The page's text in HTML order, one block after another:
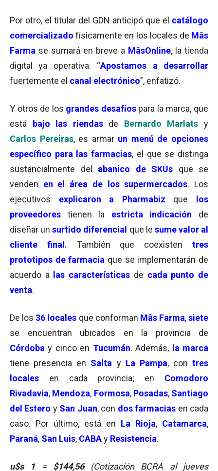
Por otro, el titular del GDN anticipó que el catálogo
comercializado físicamente en los locales de Mâs
Farma se sumará en breve a MâsOnline, la tienda
digital ya operativa. “Apostamos a desarrollar
fuertemente el canal electrónico”, enfatizó.
Y otros de los grandes desafíos para la marca, que
está
bajo las riendas de Bernardo Marlats y
Carlos Pereiras, es armar un menú de opciones
específico para las farmacias, el que se distinga
sustancialmente del abanico de SKUs que se
venden en el área de los supermercados. Los
ejecutivos explicaron a Pharmabiz que
los
proveedores
tienen la estricta indicación de
diseñar unsurtido diferencial que le sume valor al
cliente final. También que coexisten tres
prototipos de farmacia que se implementarán de
acuerdo a
las características de cada punto de
venta.
De los 36 locales que conforman Mâs Farma,siete
se encuentran ubicados en la provincia de
Córdoba y cinco en Tucumán. Además,
la marca
tiene presencia en Salta y La Pampa, con tres
locales en cada provincia; en Comodoro
Rivadavia, Mendoza, Formosa,Posadas,Santiago
del Estero ySan Juan, con dos farmacias en cada
caso. Por último, está en La Rioja, Catamarca,
Paraná, San Luis, CABAy Resistencia.
u$s 1= $144,56 (Cotización BCRA al jueves